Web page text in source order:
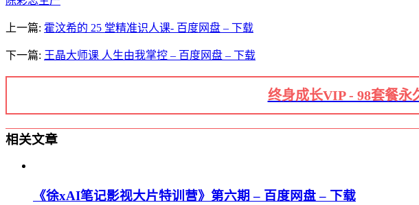
上一篇: 霍汶希的 25 堂精准识人课- 百度网盘 – 下载
下一篇: 王晶大师课 人生由我掌控 – 百度网盘 – 下载
终身成长VIP - 98套餐永
相关文章
《徐xAI笔记影视大片特训营》第六期 – 百度网盘 – 下载